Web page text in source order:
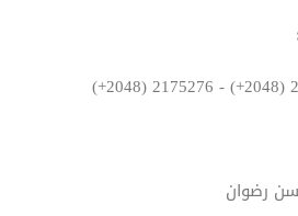
(+2048) 2175276 - (+2048)